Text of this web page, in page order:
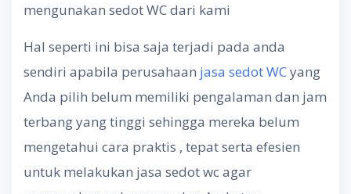
mengunakan sedot WC dari kami
Hal seperti ini bisa saja terjadi pada anda
sendiri apabila perusahaan jasa sedot WCyang
Anda pilih belum memiliki pengalaman dan jam
terbang yang tinggi sehingga mereka belum
mengetahui cara praktis , tepat serta efesien
untuk melakukan jasa sedot wc agar